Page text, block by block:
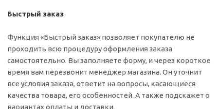
Быстрый заказ
Функция «Быстрый заказ» позволяет покупателю не
проходить всю процедуру оформления заказа
самостоятельно. Вы заполняете форму, и через короткое
время вам перезвонит менеджер магазина. Он уточнит
все условия заказа, ответит на вопросы, касающиеся
качества товара, его особенностей. А также подскажет о
вариантах оплаты и доставки.